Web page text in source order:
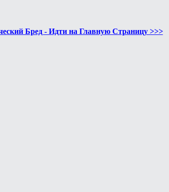
Бред - Идти на Главную Страницу >>>